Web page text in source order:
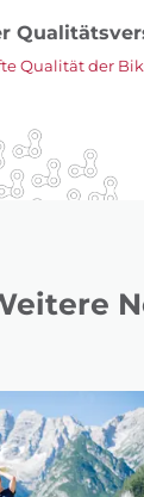
Qualität der